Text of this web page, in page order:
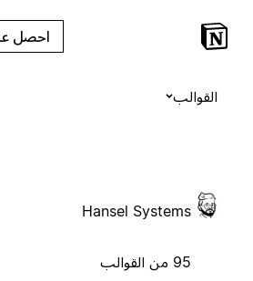
احصل على Notion مجاناً
القوالب
Hansel Systems